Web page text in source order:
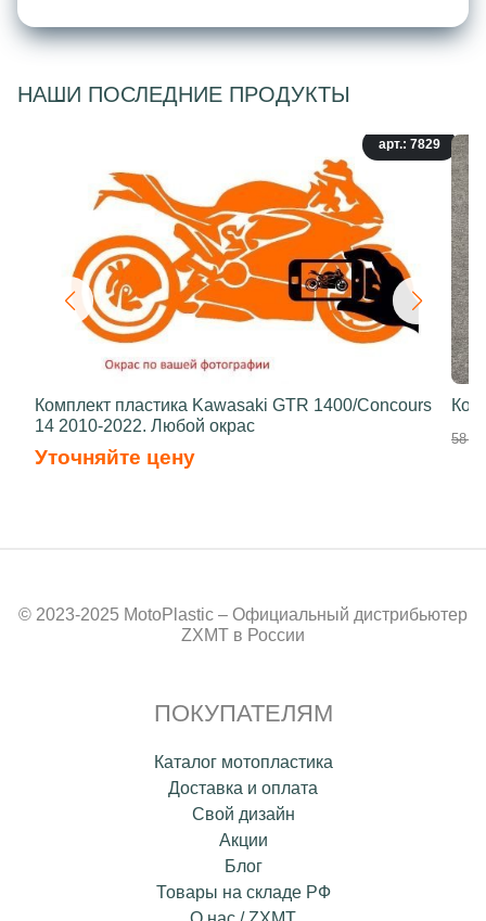
НАШИ ПОСЛЕДНИЕ ПРОДУКТЫ
арт.: 7829
Комплект пластика Kawasaki GTR 1400/Concours
14 2010-2022. Любой окрас
Уточняйте цену
58
© 2023-2025 MotoPlastic – Официальный дистрибьютер
ZXMT в России
ПОКУПАТЕЛЯМ
Каталог мотопластика
Доставка и оплата
Свой дизайн
Акции
Блог
Товары на складе РФ